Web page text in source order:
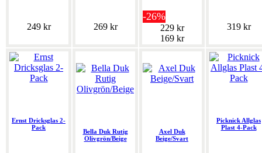
249 kr 269 kr
-26%
229 kr
169 kr
319 kr
Ernst Dricksglas 2-
Pack
Bella Duk Rutig
Olivgrön/Beige
Axel Duk
Beige/Svart
Picknick Allglas
Plast 4-Pack